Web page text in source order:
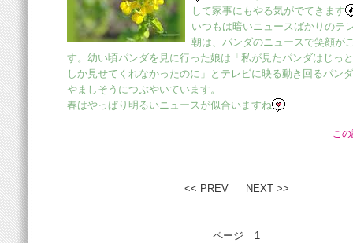
して家事にもやる気がでてきます
いつもは暗いニュースばかりのテ
朝は、パンダのニュースで笑顔が
す。幼い頃パンダを見に行った娘は「私が見たパンダはじっ
しか見せてくれなかったのに」とテレビに映る動き回るパン
やましそうにつぶやいています。
春はやっぱり明るいニュースが似合いますね
こ
<< PREV NEXT >>
ページ 1